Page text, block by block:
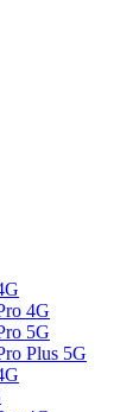
4G
5G
Plus 5G